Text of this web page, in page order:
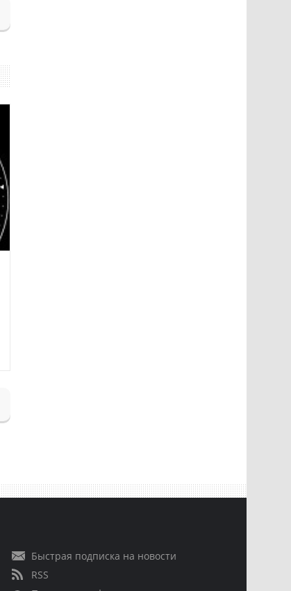
Быстрая подписка на новости
RSS